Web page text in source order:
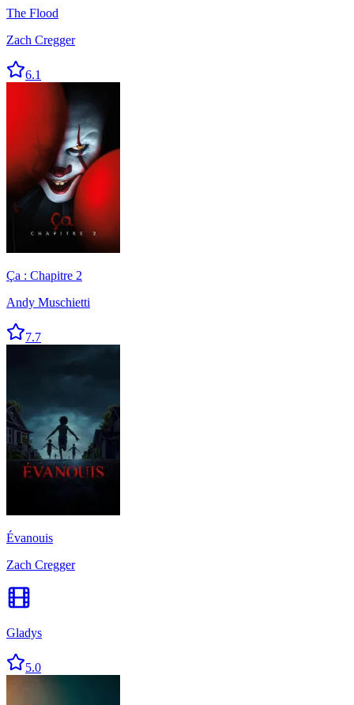
The Flood
Zach Cregger
6.1
Ça : Chapitre 2
Andy Muschietti
7.7
Évanouis
Zach Cregger
Gladys
5.0